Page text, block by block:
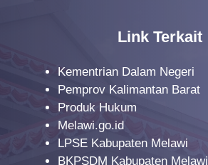
Link Terkait
Kementrian Dalam Negeri
Pemprov Kalimantan Barat
Produk Hukum
Melawi.go.id
LPSE Kabupaten Melawi
BKPSDM Kabupaten Melawi